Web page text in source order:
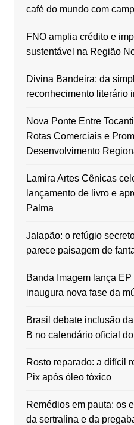
café do mundo com
FNO amplia crédito e
sustentável na Região
Divina Bandeira: da
reconhecimento literário
Nova Ponte Entre
Rotas Comerciais e
Desenvolvimento
Lamira Artes Cênicas
lançamento de livro e
Palma
Jalapão: o refúgio
parece paisagem de
Banda Imagem lança EP
inaugura nova fase da
Brasil debate inclusão
B no calendário oficial
Rosto reparado: a difícil
Pix após óleo tóxico
Remédios em pauta: os
da sertralina e da